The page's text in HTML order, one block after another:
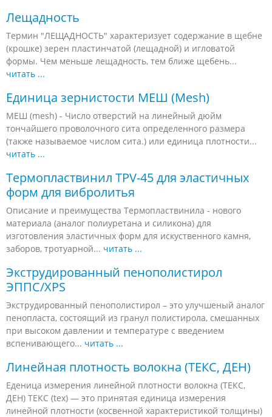
Лещадность
Термин "ЛЕЩАДНОСТЬ" характеризует содержание в щебне
(крошке) зерен пластинчатой (лещадной) и игловатой
формы. Чем мeньше лещадность, тем ближе щебень...
читать ...
Единица зернистости МЕШ (Mesh)
МЕШ (mesh) - Число отверстий на линейный дюйм
тончайшего проволочного сита определенного размера
(также называемое числом сита.) или единица плотности...
читать ...
Термопластвинил TPV-45 для эластичных
форм для вибролитья
Описание и преимущества Термопластвинила - нового
материала (аналог полиуретана и силикона) для
изготовления эластичных форм для искуственного камня,
заборов, тротуарной... читать ...
Экструдированный пенополистирол
ЭППС/XPS
Экструдированный пенополистирол – это улучшеный аналог
пенопласта, состоящий из гранул полистирола, смешанных
при высоком давлении и температуре с введением
вспенивающего... читать ...
Линейная плотность волокна (ТЕКС, ДЕН)
Еденица измерения линейной плотности волокна (ТЕКС,
ДЕН) ТЕКС (tex) — это принятая единица измерения
линейной плотности (косвенной характеристикой толщины)